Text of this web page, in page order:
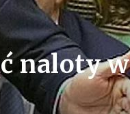
naloty w